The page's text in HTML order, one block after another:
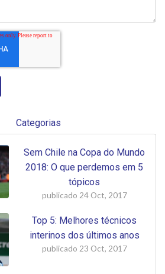
Categorias
Sem Chile na Copa do Mundo
2018: O que perdemos em 5
tópicos
publicado 24 Oct, 2017
Top 5: Melhores técnicos
interinos dos últimos anos
publicado 23 Oct, 2017